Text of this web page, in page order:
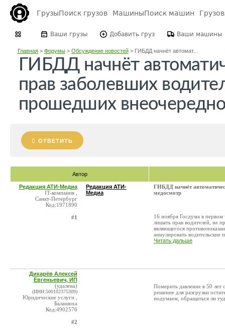
ГрузыПоиск грузов МашиныПоиск машин
Ваши грузы Добавить груз Ваши машины
Главная> Форумы> Обсуждение новостей> ГИБДД начнёт автомат...
ГИБДД начнёт
прав заболевших
прошедших
ОТВЕТИТЬ
Автор
Редакция АТИ-Медиа
IT-компания ,
Санкт-Петербург
Код:1971890
#1
Редакция АТИ-
Медиа
ГИБДД начнёт
медосмотр
16 ноября Госдума в
лишать прав водителей, не
являющегося
аннулировать водительские
Читать дальше
Дикарёв Алексей
Евгеньевич, ИП
(удалена)
(ИНН:500102375309)
Юридические услуги ,
Балашиха
Код:4902576
#2
Померить давление в 50 лет
решение для разгрузки
подумаем, обращаться ли